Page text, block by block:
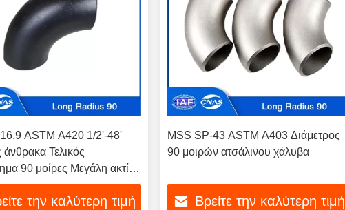
ASTM A420 1/2'-48'
Τελικός
90 μοίρες Μεγάλη ακτίνα
την καλύτερη τιμή
MSS SP-43 ASTM A403 Διάμετρος
90 μοιρών ατσάλινου χάλυβα
Βρείτε την καλύτερη τιμή